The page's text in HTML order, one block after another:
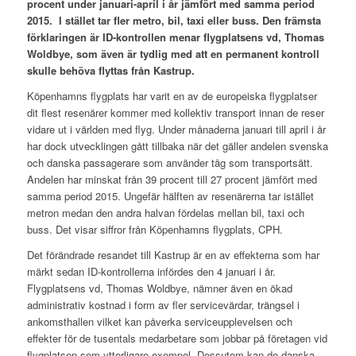
procent under januari-april i år jämfört med samma period
2015. I stället tar fler metro, bil, taxi eller buss. Den främsta
förklaringen är ID-kontrollen menar flygplatsens vd, Thomas
Woldbye, som även är tydlig med att en permanent kontroll
skulle behöva flyttas från Kastrup.
Köpenhamns flygplats har varit en av de europeiska flygplatser
dit flest resenärer kommer med kollektiv transport innan de reser
vidare ut i världen med flyg. Under månaderna januari till april i år
har dock utvecklingen gått tillbaka när det gäller andelen svenska
och danska passagerare som använder tåg som transportsätt.
Andelen har minskat från 39 procent till 27 procent jämfört med
samma period 2015. Ungefär hälften av resenärerna tar istället
metron medan den andra halvan fördelas mellan bil, taxi och
buss. Det visar siffror från Köpenhamns flygplats, CPH.
Det förändrade resandet till Kastrup är en av effekterna som har
märkt sedan ID-kontrollerna infördes den 4 januari i år.
Flygplatsens vd, Thomas Woldbye, nämner även en ökad
administrativ kostnad i form av fler servicevärdar, trängsel i
ankomsthallen vilket kan påverka serviceupplevelsen och
effekter för de tusentals medarbetare som jobbar på företagen vid